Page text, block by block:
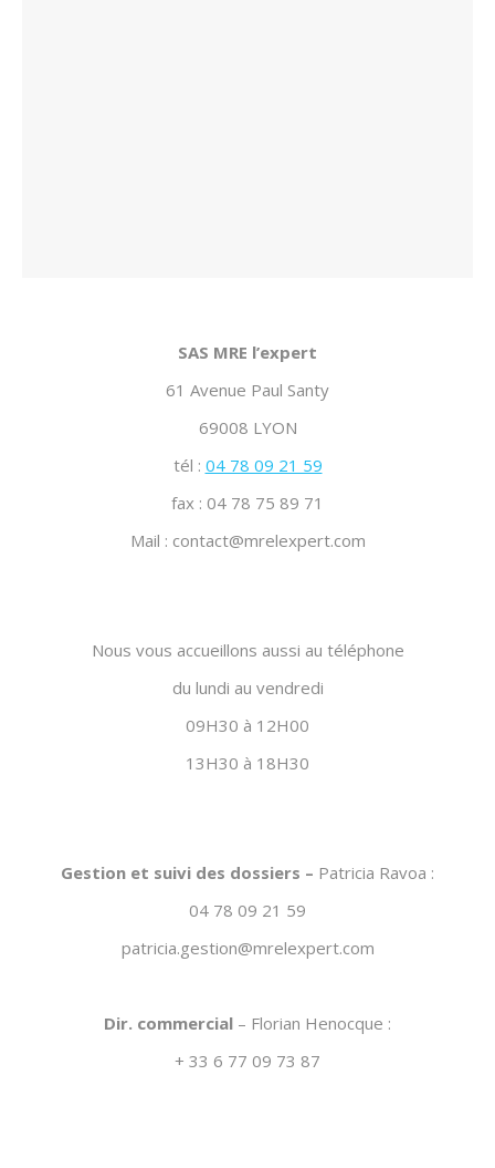
SAS MRE l’expert
61 Avenue Paul Santy
69008 LYON
tél : 04 78 09 21 59
fax : 04 78 75 89 71
Mail : contact@mrelexpert.com
Nous vous accueillons aussi au téléphone
du lundi au vendredi
09H30 à 12H00
13H30 à 18H30
Gestion et suivi des dossiers – Patricia Ravoa :
04 78 09 21 59
patricia.gestion@mrelexpert.com
Dir. commercial – Florian Henocque :
+ 33 6 77 09 73 87